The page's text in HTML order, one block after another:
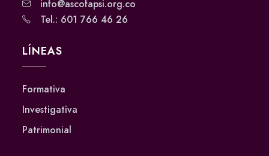
info@ascofapsi.org.co
Tel.: 601 766 46 26
LÍNEAS
Formativa
Investigativa
Patrimonial